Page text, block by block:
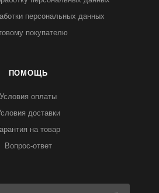
персональных данных
покупателю
ПОМОЩЬ
Условия оплаты
доставки
на товар
Вопрос-ответ